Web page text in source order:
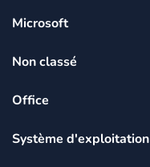
Microsoft
Non classé
Office
Système d'exploitation